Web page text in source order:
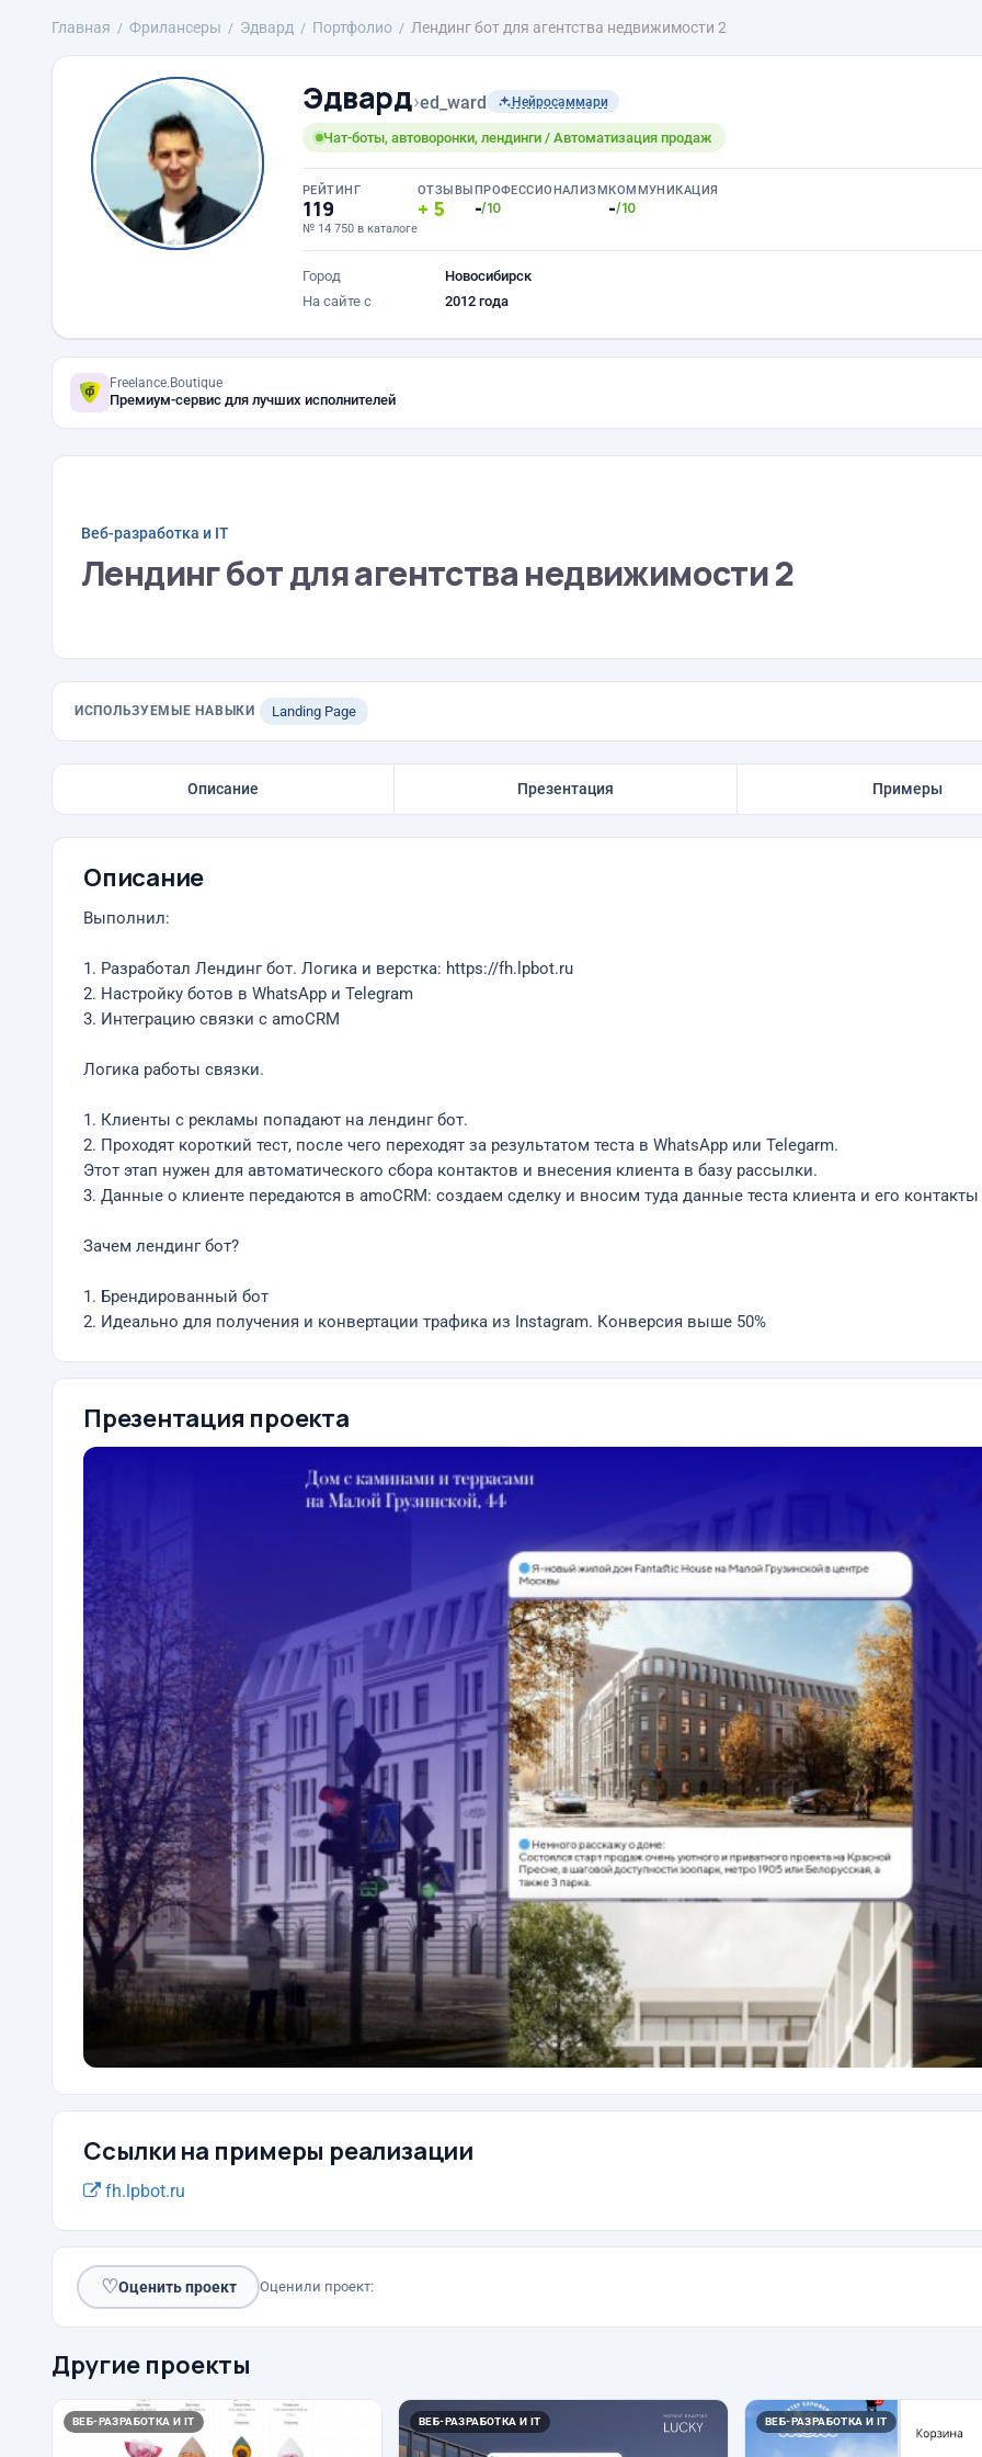
Главная Фрилансеры Эдвард Портфолио Лендинг бот для агентства недвижимости 2
Эдвард›ed_ward Нейросаммари
Чат-боты, автоворонки, лендинги / Автоматизация продаж
РЕЙТИНГ
119
№ 14 750 в каталоге
ОТЗЫВЫ
5
ПРОФЕССИОНАЛИЗМ
-/10
КОММУНИКАЦИЯ
-/10
Город
Новосибирск
На сайте с
2012 года
Freelance.Boutique
Премиум-сервис для лучших исполнителей
Веб-разработка и IT
Лендинг бот для агентства недвижимости 2
ИСПОЛЬЗУЕМЫЕ НАВЫКИ Landing Page
Описание Презентация Примеры
Описание
Выполнил:
1. Разработал Лендинг бот. Логика и верстка: https://fh.lpbot.ru
2. Настройку ботов в WhatsApp и Telegram
3. Интеграцию связки с amoCRM
Логика работы связки.
1. Клиенты с рекламы попадают на лендинг бот.
2. Проходят короткий тест, после чего переходят за результатом теста в WhatsApp или Telegarm.
Этот этап нужен для автоматического сбора контактов и внесения клиента в базу рассылки.
3. Данные о клиенте передаются в amoCRM: создаем сделку и вносим туда данные теста клиента и его контакты
Зачем лендинг бот?
1. Брендированный бот
2. Идеально для получения и конвертации трафика из Instagram. Конверсия выше 50%
Презентация проекта
Ссылки на примеры реализации
fh.lpbot.ru
♡Оценить проект Оценили проект:
Другие проекты
ВЕБ-РАЗРАБОТКА И IT ВЕБ-РАЗРАБОТКА И IT ВЕБ-РАЗРАБОТКА И IT